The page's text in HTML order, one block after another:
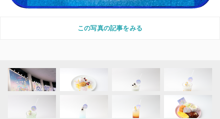
この写真の記事をみる